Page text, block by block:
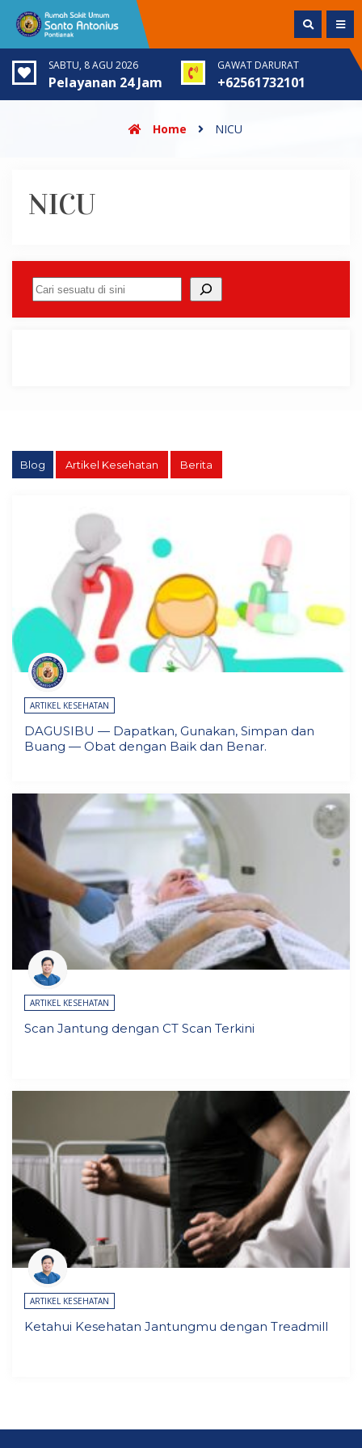
SABTU, 8 AGU 2026
Pelayanan 24 Jam
GAWAT DARURAT
+62561732101
Home NICU
NICU
Cari
Blog Artikel Kesehatan Berita
ARTIKEL KESEHATAN
DAGUSIBU — Dapatkan, Gunakan, Simpan dan
Buang — Obat dengan Baik dan Benar.
ARTIKEL KESEHATAN
Scan Jantung dengan CT Scan Terkini
ARTIKEL KESEHATAN
Ketahui Kesehatan Jantungmu dengan Treadmill